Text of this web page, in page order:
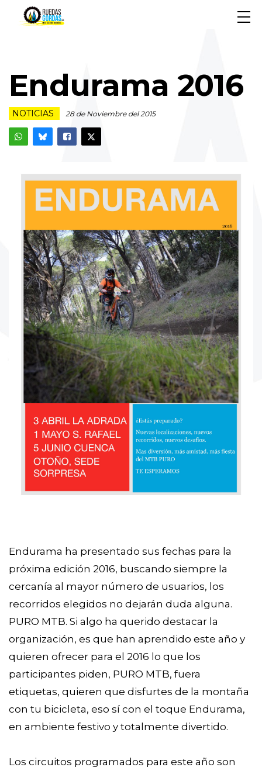
Endurama 2016
NOTICIAS 28 de Noviembre del 2015
Endurama ha presentado sus fechas para la
próxima edición 2016, buscando siempre la
cercanía al mayor número de usuarios, los
recorridos elegidos no dejarán duda alguna.
PURO MTB. Si algo ha querido destacar la
organización, es que han aprendido este año y
quieren ofrecer para el 2016 lo que los
participantes piden, PURO MTB, fuera
etiquetas, quieren que disfurtes de la montaña
con tu bicicleta, eso sí con el toque Endurama,
en ambiente festivo y totalmente divertido.
Los circuitos programados para este año son